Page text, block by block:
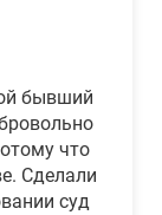
бывший
что
Сделали
суд